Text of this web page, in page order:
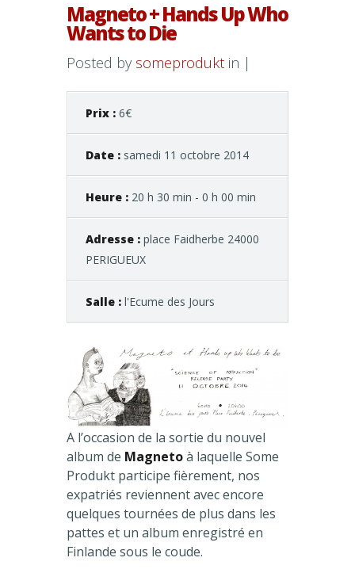
Magneto + Hands Up Who
Wants to Die
Posted by someprodukt in |
Prix : 6€
Date : samedi 11 octobre 2014
Heure : 20 h 30 min - 0 h 00 min
Adresse : place Faidherbe 24000
PERIGUEUX
Salle : l'Ecume des Jours
A l’occasion de la sortie du nouvel
album de Magnetoà laquelle Some
Produkt participe fièrement, nos
expatriés reviennent avec encore
quelques tournées de plus dans les
pattes et un album enregistré en
Finlande sous le coude.